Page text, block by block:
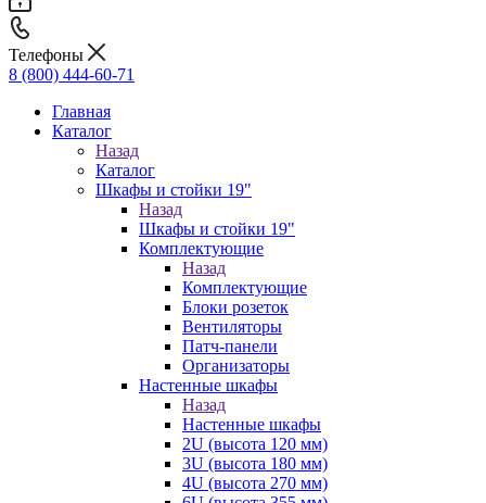
Телефоны
8 (800) 444-60-71
Главная
Каталог
Назад
Каталог
Шкафы и стойки 19"
Назад
Шкафы и стойки 19"
Комплектующие
Назад
Комплектующие
Блоки розеток
Вентиляторы
Патч-панели
Организаторы
Настенные шкафы
Назад
Настенные шкафы
2U (высота 120 мм)
3U (высота 180 мм)
4U (высота 270 мм)